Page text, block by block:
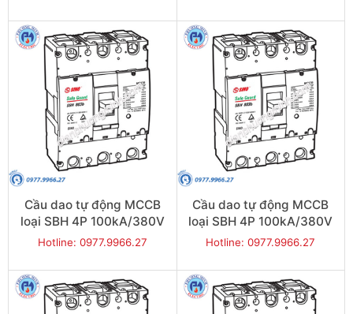
Cầu dao tự động MCCB
loại SBH 4P 100kA/380V
630A - Model
Hotline: 0977.9966.27
Cầu dao tự động MCCB
loại SBH 4P 100kA/380V
500A - Model
Hotline: 0977.9966.27